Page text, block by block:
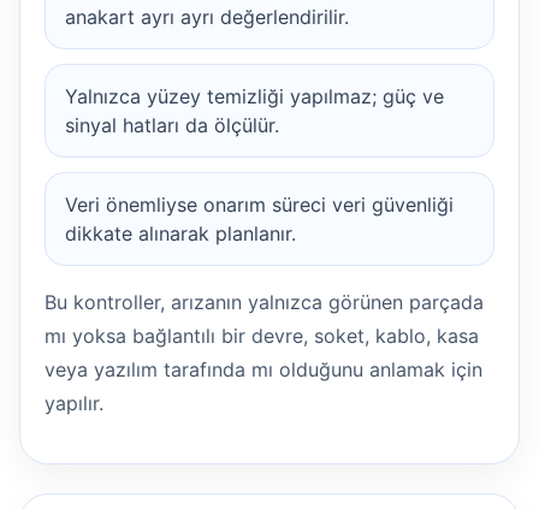
anakart ayrı ayrı değerlendirilir.
Yalnızca yüzey temizliği yapılmaz; güç ve
sinyal hatları da ölçülür.
Veri önemliyse onarım süreci veri güvenliği
dikkate alınarak planlanır.
Bu kontroller, arızanın yalnızca görünen parçada
mı yoksa bağlantılı bir devre, soket, kablo, kasa
veya yazılım tarafında mı olduğunu anlamak için
yapılır.